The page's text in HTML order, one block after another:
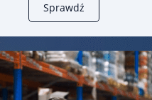
Sprawdź